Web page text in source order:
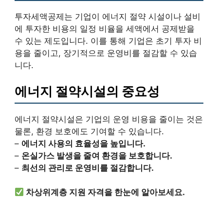
투자세액공제는 기업이 에너지 절약 시설이나 설비
에 투자한 비용의 일정 비율을 세액에서 공제받을
수 있는 제도입니다. 이를 통해 기업은 초기 투자 비
용을 줄이고, 장기적으로 운영비를 절감할 수 있습
니다.
에너지 절약시설의 중요성
에너지 절약시설은 기업의 운영 비용을 줄이는 것은
물론, 환경 보호에도 기여할 수 있습니다.
– 에너지 사용의 효율성을 높입니다.
– 온실가스 발생을 줄여 환경을 보호합니다.
– 최선의 관리로 운영비를 절감합니다.
차상위계층 지원 자격을 한눈에 알아보세요.